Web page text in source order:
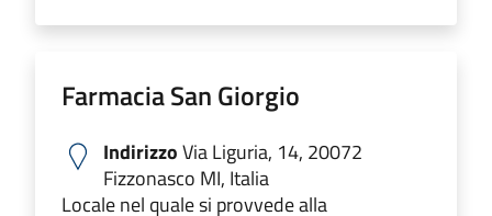
Farmacia San Giorgio
IndirizzoVia Liguria, 14, 20072
Fizzonasco MI, Italia
Locale nel quale si provvede alla